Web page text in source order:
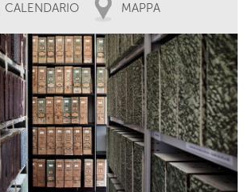
CALENDARIO MAPPA